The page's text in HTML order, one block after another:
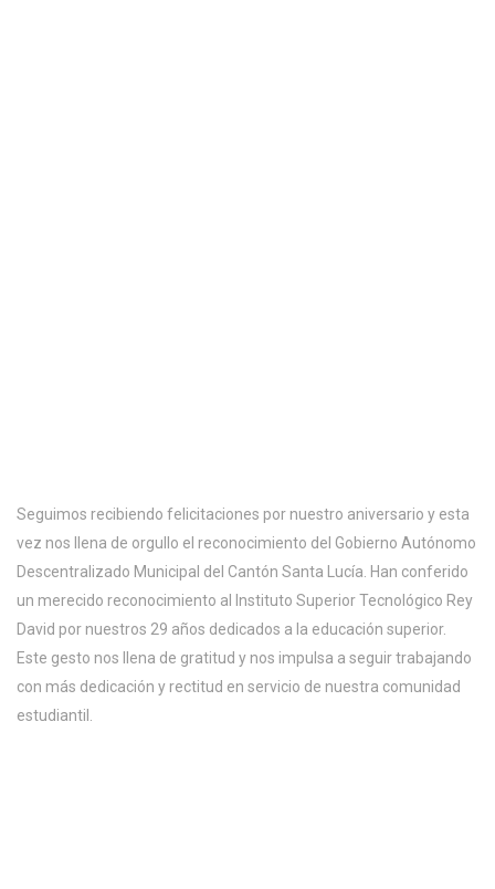
Seguimos recibiendo felicitaciones por nuestro aniversario y esta
vez nos llena de orgullo el reconocimiento del Gobierno Autónomo
Descentralizado Municipal del Cantón Santa Lucía. Han conferido
un merecido reconocimiento al Instituto Superior Tecnológico Rey
David por nuestros 29 años dedicados a la educación superior.
Este gesto nos llena de gratitud y nos impulsa a seguir trabajando
con más dedicación y rectitud en servicio de nuestra comunidad
estudiantil.